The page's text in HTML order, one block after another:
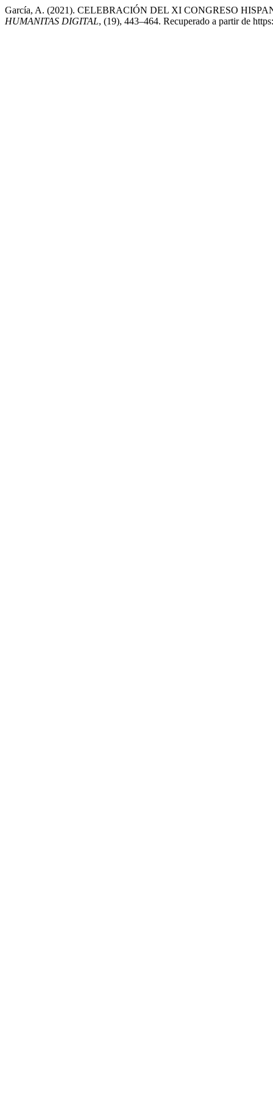
García, A. (2021). CELEBRACIÓN DEL XI CONGRESO
HUMANITAS DIGITAL, (19), 443–464. Recuperado a partir de